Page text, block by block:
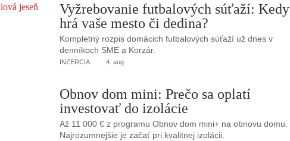
Vyžrebovanie futbalových súťaží: Kedy
hrá vaše mesto či dedina?
Kompletný rozpis domácich futbalových súťaží už dnes v
denníkoch SME a Korzár.
INZERCIA 4. aug
Obnov dom mini: Prečo sa oplatí
investovať do izolácie
Až 11 000 € z programu Obnov dom mini+ na obnovu domu.
Najrozumnejšie je začať pri kvalitnej izolácii.